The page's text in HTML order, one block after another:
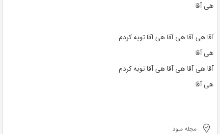
هی آقا
آقا هی آقا هی آقا هی آقا توبه کردم
هی آقا
آقا هی آقا هی آقا هی آقا توبه کردم
هی آقا
مجله ملود